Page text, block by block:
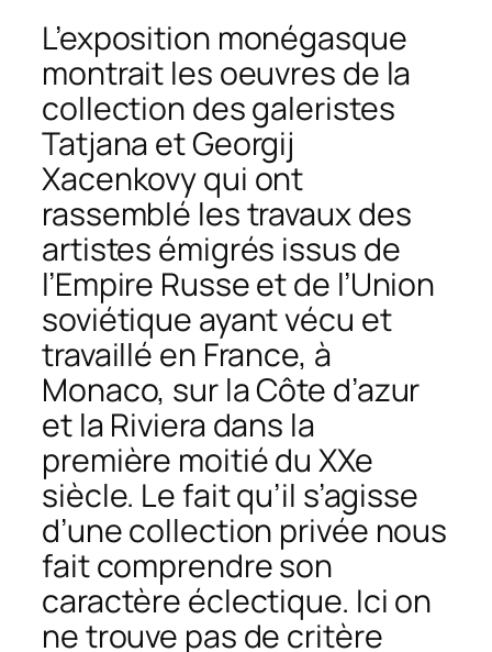
L’exposition monégasque
montrait les oeuvres de la
collection des galeristes
Tatjana et Georgij
Xacenkovy qui ont
rassemblé les travaux des
artistes émigrés issus de
l’Empire Russe et de l’Union
soviétique ayant vécu et
travaillé en France, à
Monaco, sur la Côte d’azur
et la Riviera dans la
première moitié du XXe
siècle. Le fait qu’il s’agisse
d’une collection privée nous
fait comprendre son
caractère éclectique. Ici on
ne trouve pas de critère